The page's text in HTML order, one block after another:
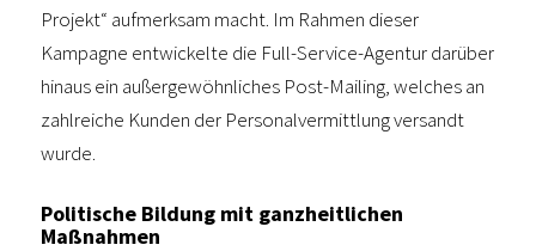
Projekt“ aufmerksam macht. Im Rahmen dieser
Kampagne entwickelte die Full-Service-Agentur darüber
hinaus ein außergewöhnliches Post-Mailing, welches an
zahlreiche Kunden der Personalvermittlung versandt
wurde.
Politische Bildung mit ganzheitlichen
Maßnahmen